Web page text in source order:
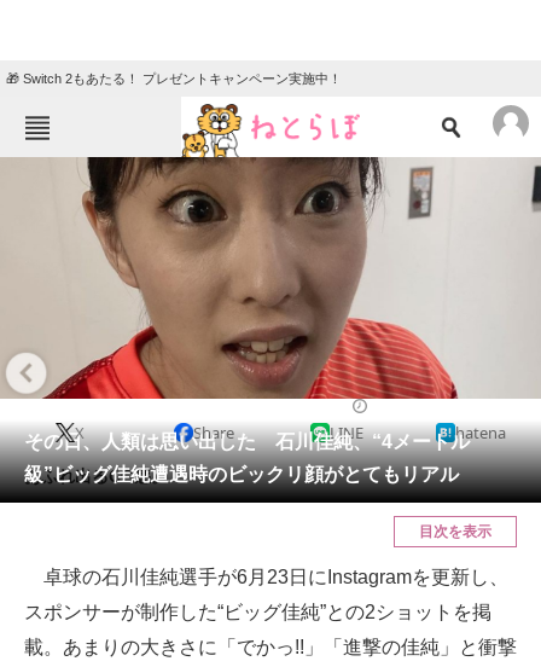
🎁 Switch 2もあたる！ プレゼントキャンペーン実施中！
ねとらぼメニュー
ニュース
クイズ
地域
教育・育児
動物 リサーチ
会員記事
メディア
スマホと通信の最新トレンド
その日、人類は思い出した 石川佳純、“4メートル
級”ビッグ佳純遭遇時のビックリ顔がとてもリアル
X Share LINE hatena
あふれ出るCG感。
目次を表示
卓球の石川佳純選手が6月23日にInstagramを更新し、
スポンサーが制作した“ビッグ佳純”との2ショットを掲
載。あまりの大きさに「でかっ!!」「進撃の佳純」と衝撃